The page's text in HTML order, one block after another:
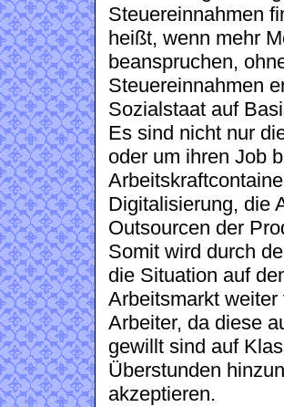
Steuereinnahmen
heißt, wenn mehr
beanspruchen,
Steuereinnahmen
Sozialstaat auf
Es sind nicht nur
oder um ihren Job
Digitalisierung, die
Outsourcen der
Somit wird durch
die Situation auf
Arbeitsmarkt
Arbeiter, da diese
gewillt sind auf
Überstunden
akzeptieren.